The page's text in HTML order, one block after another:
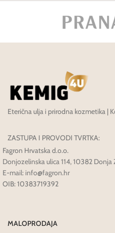
Eterična ulja i prirodna kozmetika |
ZASTUPA I PROVODI TVRTKA:
Fagron Hrvatska d.o.o.
Donjozelinska ulica 114, 10382 Donja
E-mail: info@fagron.hr
OIB: 10383719392
MALOPRODAJA